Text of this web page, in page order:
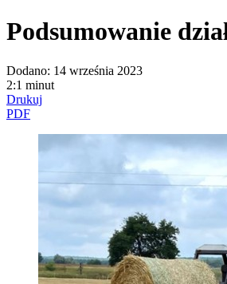
Podsumowanie
Dodano: 14 września 2023
2:1 minut
Drukuj
PDF